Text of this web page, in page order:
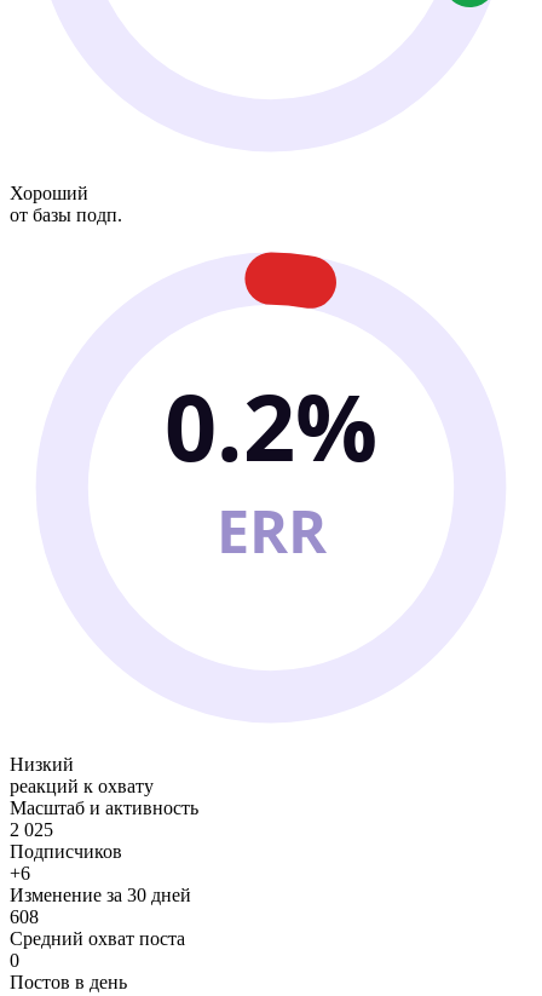
Хороший
от базы подп.
0.2%
ERR
Низкий
реакций к охвату
Масштаб и активность
2 025
Подписчиков
+6
Изменение за 30 дней
608
Средний охват поста
0
Постов в день